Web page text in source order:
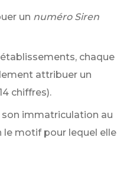
un numéro Siren
chaque
attribuer un
chiffres).
immatriculation au
le motif pour lequel elle